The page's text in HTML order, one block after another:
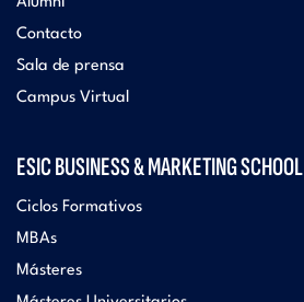
Contacto
Sala de prensa
Campus Virtual
ESIC BUSINESS & MARKETING SCHOOL
Ciclos Formativos
MBAs
Másteres